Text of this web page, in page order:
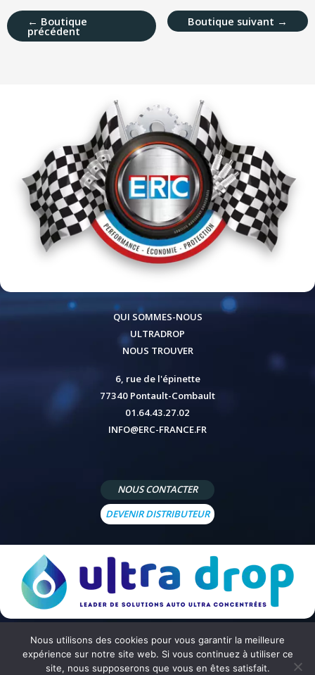
← Boutique
précédent
Boutique suivant →
QUI SOMMES-NOUS
ULTRADROP
NOUS TROUVER
6, rue de l'épinette
77340 Pontault-Combault
01.64.43.27.02
INFO@ERC-FRANCE.FR
NOUS CONTACTER
DEVENIR DISTRIBUTEUR
© 2026 - Site réalisé par Peppermint Agency Mentions légales Politique de confidentialité
générales de vente
Nous utilisons des cookies pour vous garantir la meilleure
expérience sur notre site web. Si vous continuez à utiliser ce
site, nous supposerons que vous en êtes satisfait.